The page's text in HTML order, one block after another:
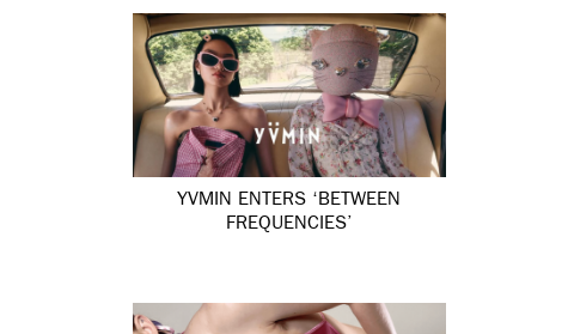
YVMIN ENTERS ‘BETWEEN
FREQUENCIES’